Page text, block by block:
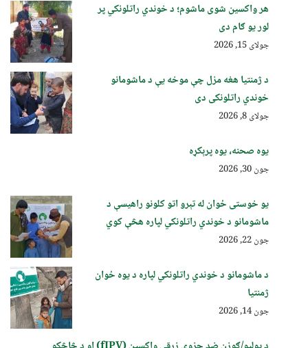
هر واکسین شوی ماشوم؛ د خوندي راتلونکي پر
لور یو ګام دی
جولای 15, 2026
د ژمنتیا هغه مزل چې موخه یې د ماشومانو
خوندي راتلونکی دی
جولای 8, 2026
یوه صحنه، یوه پرېکړه
جون 30, 2026
یو خوستی ځوان له تېرو اتو کلونو راهیسې د
ماشومانو د خوندي راتلونکي لپاره هڅې کوي
جون 22, 2026
د ماشومانو د خوندي راتلونکي لپاره د یوه ځوان
ژمنتیا
جون 14, 2026